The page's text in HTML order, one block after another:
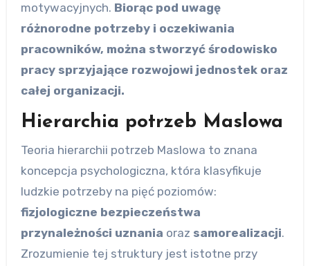
motywacyjnych. Biorąc pod uwagę
różnorodne potrzeby i oczekiwania
pracowników, można stworzyć środowisko
pracy sprzyjające rozwojowi jednostek oraz
całej organizacji.
Hierarchia potrzeb Maslowa
Teoria hierarchii potrzeb Maslowa to znana
koncepcja psychologiczna, która klasyfikuje
ludzkie potrzeby na pięć poziomów:
fizjologiczne bezpieczeństwa
przynależności uznania oraz samorealizacji.
Zrozumienie tej struktury jest istotne przy